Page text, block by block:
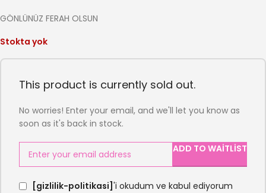
GÖNLÜNÜZ FERAH OLSUN
Stokta yok
This product is currently sold out.
No worries! Enter your email, and we'll let you know as
soon as it's back in stock.
ADD TO WAITLIST
[gizlilik-politikasi] 'i okudum ve kabul ediyorum